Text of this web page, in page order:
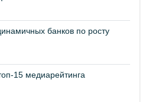
банков по росту
15 медиарейтинга